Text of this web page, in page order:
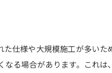
書チェック法
の基準とは
仕様や大規模施工が多いた
る場合があります。これ